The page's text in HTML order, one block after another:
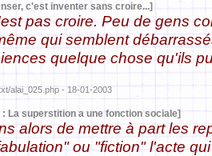
c'est inventer sans croire...]
pas croire. Peu de gens
qui semblent
quelque chose qu'ils
alai_025.php - 18-01-2003
: La superstition a une fonction sociale]
alors de mettre à part les
ou "fiction" l'acte